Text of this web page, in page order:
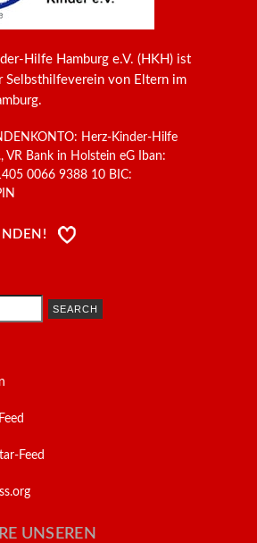
Hilfe Hamburg e.V. (HKH) ist
Selbsthilfeverein von Eltern im
Herz-Kinder-Hilfe
VR Bank in Holstein eG Iban:
0066 9388 10 BIC:
Feed
UNSEREN